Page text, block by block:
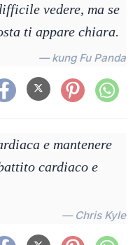
vedere, ma se
ti appare chiara.
— kung Fu Panda
e mantenere
cardiaco e
— Chris Kyle